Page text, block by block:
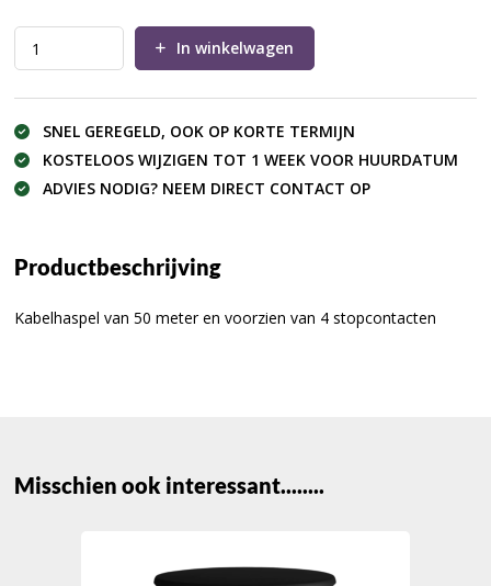
In winkelwagen
SNEL GEREGELD, OOK OP KORTE TERMIJN
KOSTELOOS WIJZIGEN TOT 1 WEEK VOOR HUURDATUM
ADVIES NODIG? NEEM DIRECT CONTACT OP
Productbeschrijving
Kabelhaspel van 50 meter en voorzien van 4 stopcontacten
Misschien ook interessant........